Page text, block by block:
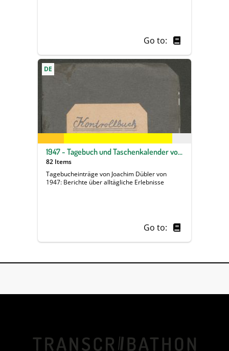
Go to:
DE
1947 - Tagebuch und Taschenkalender von Joachim Dübler
82 Items
Tagebucheinträge von Joachim Dübler von
1947: Berichte über alltägliche Erlebnisse
Go to: